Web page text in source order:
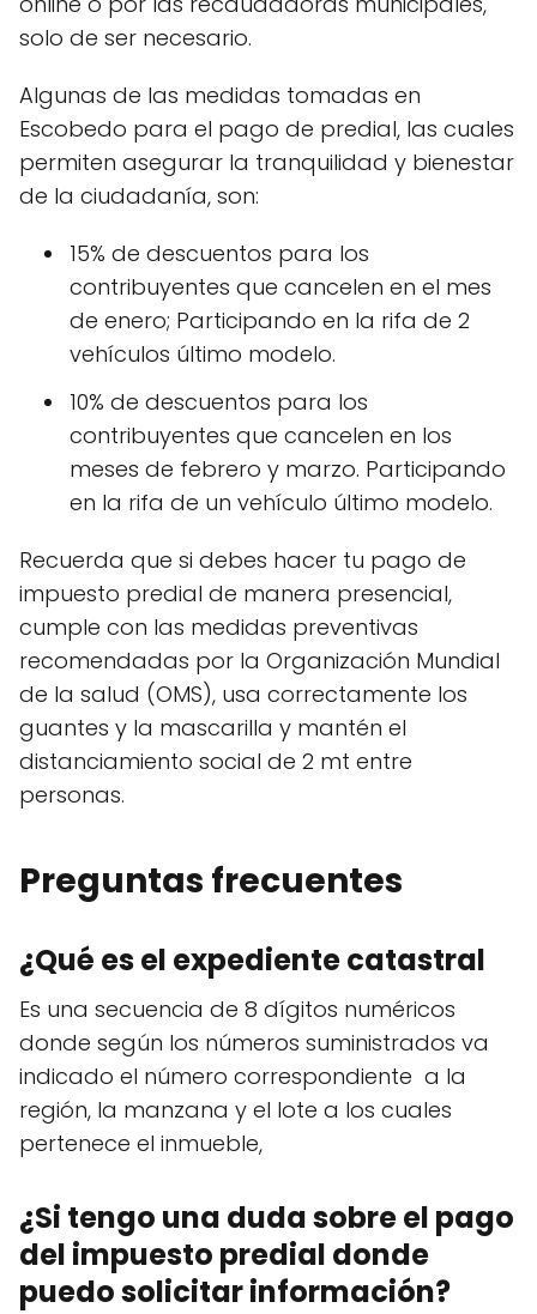
solo de ser necesario.
Algunas de las medidas tomadas en
Escobedo para el pago de predial, las cuales
permiten asegurar la tranquilidad y bienestar
de la ciudadanía, son:
15% de descuentos para los
contribuyentes que cancelen en el mes
de enero; Participando en la rifa de 2
vehículos último modelo.
10% de descuentos para los
contribuyentes que cancelen en los
meses de febrero y marzo. Participando
en la rifa de un vehículo último modelo.
Recuerda que si debes hacer tu pago de
impuesto predial de manera presencial,
cumple con las medidas preventivas
recomendadas por la Organización Mundial
de la salud (OMS), usa correctamente los
guantes y la mascarilla y mantén el
distanciamiento social de 2 mt entre
personas.
Preguntas frecuentes
¿Qué es el expediente catastral
Es una secuencia de 8 dígitos numéricos
donde según los números suministrados va
indicado el número correspondiente a la
región, la manzana y el lote a los cuales
pertenece el inmueble,
¿Si tengo una duda sobre el pago
del impuesto predial donde
puedo solicitar información?